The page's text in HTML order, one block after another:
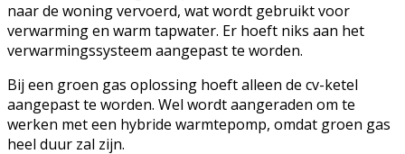
naar de woning vervoerd, wat wordt gebruikt voor
verwarming en warm tapwater. Er hoeft niks aan het
verwarmingssysteem aangepast te worden.
Bij een groen gas oplossing hoeft alleen de cv-ketel
aangepast te worden. Wel wordt aangeraden om te
werken met een hybride warmtepomp, omdat groen gas
heel duur zal zijn.